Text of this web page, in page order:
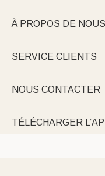
À PROPOS DE NOUS
SERVICE CLIENTS
NOUS CONTACTER
TÉLÉCHARGER